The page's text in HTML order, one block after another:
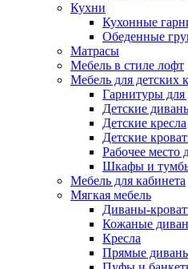
Кухни
Кухонные
Обеденные
Матрасы
Мебель в стиле лофт
Мебель для детских
Гарнитуры для
Детские
Детские кресла
Детские
Рабочее место
Шкафы и
Мебель для кабинета
Мягкая мебель
Диваны-
Кожаные
Кресла
Прямые